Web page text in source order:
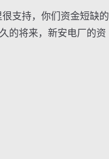
支持，你们资金短缺的
的将来，新安电厂的资